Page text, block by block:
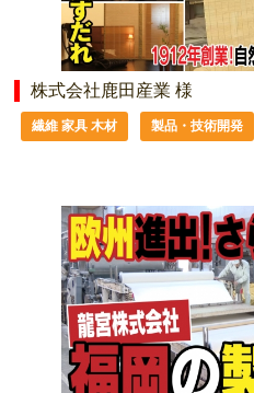
株式会社鹿田産業 様
繊維 家具 木材 製品・技術開発